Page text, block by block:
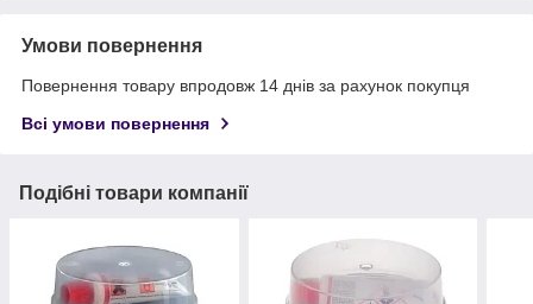
Умови повернення
Повернення товару впродовж 14 днів за рахунок покупця
Всі умови повернення
Подібні товари компанії